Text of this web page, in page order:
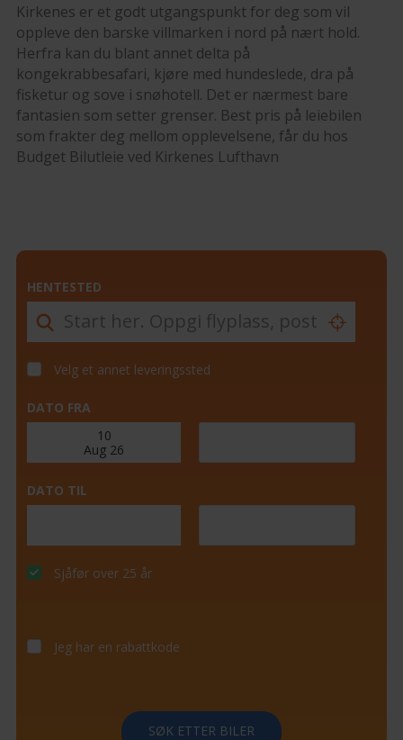
Kirkenes er et godt utgangspunkt for deg som vil
oppleve den barske villmarken i nord på nært hold.
Herfra kan du blant annet delta på
kongekrabbesafari, kjøre med hundeslede, dra på
fisketur og sove i snøhotell. Det er nærmest bare
fantasien som setter grenser. Best pris på leiebilen
som frakter deg mellom opplevelsene, får du hos
Budget Bilutleie ved Kirkenes Lufthavn
HENTESTED
Velg et annet leveringssted
DATO FRA
DATO TIL
Sjåfør over 25 år
Jeg har en rabattkode
SØK ETTER BILER